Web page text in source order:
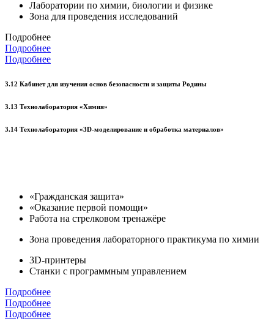
Лаборатории по химии, биологии и физике
Зона для проведения исследований
Подробнее
Подробнее
Подробнее
3.12 Кабинет для изучения основ безопасности и защиты Родины
3.13 Технолаборатория «Химия»
3.14 Технолаборатория «3D-моделирование и обработка материалов»
«Гражданская защита»
«Оказание первой помощи»
Работа на стрелковом тренажёре
Зона проведения лабораторного практикума по химии
3D-принтеры
Станки с программным управлением
Подробнее
Подробнее
Подробнее